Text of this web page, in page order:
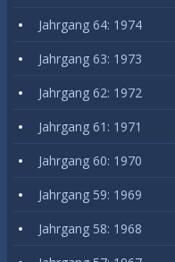
Jahrgang 64: 1974
Jahrgang 63: 1973
Jahrgang 62: 1972
Jahrgang 61: 1971
Jahrgang 60: 1970
Jahrgang 59: 1969
Jahrgang 58: 1968